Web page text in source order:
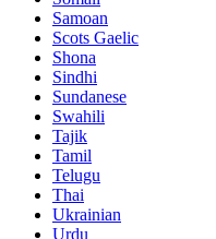
Samoan
Scots Gaelic
Shona
Sindhi
Sundanese
Swahili
Tajik
Tamil
Telugu
Thai
Ukrainian
Urdu